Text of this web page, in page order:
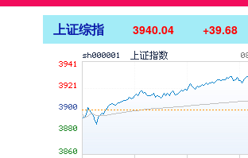
上证综指 3940.04 +39.68